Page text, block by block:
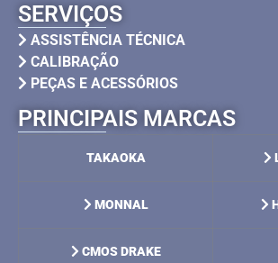
SERVIÇOS
ASSISTÊNCIA TÉCNICA
CALIBRAÇÃO
PEÇAS E ACESSÓRIOS
PRINCIPAIS MARCAS
TAKAOKA
MONNAL
CMOS DRAKE